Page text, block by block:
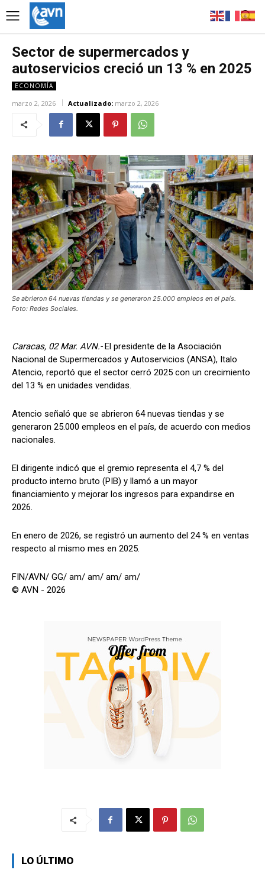
Sector de supermercados y
autoservicios creció un 13 % en 2025
ECONOMÍA
marzo 2, 2026 Actualizado: marzo 2, 2026
Se abrieron 64 nuevas tiendas y se generaron 25.000 empleos en el país.
Foto: Redes Sociales.
Caracas, 02 Mar. AVN.- El presidente de la Asociación
Nacional de Supermercados y Autoservicios (ANSA), Italo
Atencio, reportó que el sector cerró 2025 con un crecimiento
del 13 % en unidades vendidas.
Atencio señaló que se abrieron 64 nuevas tiendas y se
generaron 25.000 empleos en el país, de acuerdo con medios
nacionales.
El dirigente indicó que el gremio representa el 4,7 % del
producto interno bruto (PIB) y llamó a un mayor
financiamiento y mejorar los ingresos para expandirse en
2026.
En enero de 2026, se registró un aumento del 24 % en ventas
respecto al mismo mes en 2025.
FIN/AVN/ GG/ am/ am/ am/ am/
© AVN - 2026
LO ÚLTIMO